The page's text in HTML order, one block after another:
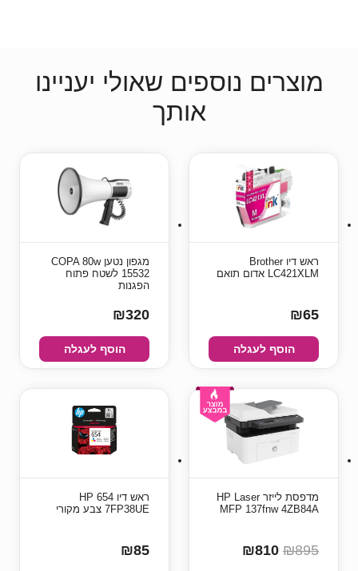
מוצרים נוספים שאולי יעניינו
אותך
ראש דיו Brother
LC421XLM אדום תואם
₪65
הוסף לעגלה
מגפון נטען COPA 80w
15532 לשטח פתוח
הפגנות
₪320
הוסף לעגלה
מדפסת ‏לייזר HP Laser
MFP 137fnw 4ZB84A
₪895
ראש דיו HP 654
7FP38UE צבע מקורי
₪85